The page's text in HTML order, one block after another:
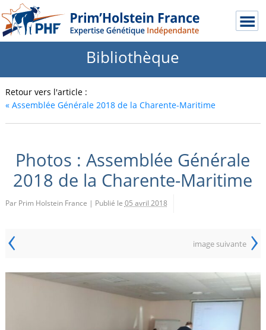
Bibliothèque
Retour vers l'article :
«Assemblée Générale 2018 de la Charente-Maritime
Photos : Assemblée Générale
2018 de la Charente-Maritime
Par Prim Holstein France | Publié le 05 avril 2018
‹ image suivante ›